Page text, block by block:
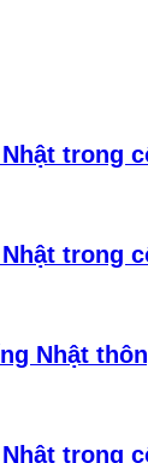
trong
trong
Nhật
trong